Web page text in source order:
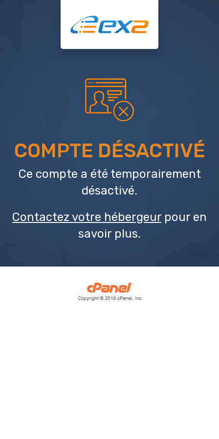
COMPTE DÉSACTIVÉ
Ce compte a été temporairement
désactivé.
Contactez votre hébergeur pour en
savoir plus.